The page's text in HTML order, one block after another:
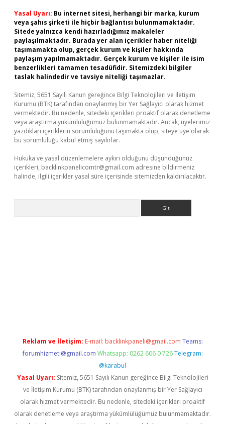
Yasal Uyarı: Bu internet sitesi, herhangi bir marka, kurum
veya şahıs şirketi ile hiçbir bağlantısı bulunmamaktadır.
Sitede yalnızca kendi hazırladığımız makaleler
paylaşılmaktadır. Burada yer alan içerikler haber niteliği
taşımamakta olup, gerçek kurum ve kişiler hakkında
paylaşım yapılmamaktadır. Gerçek kurum ve kişiler ile isim
benzerlikleri tamamen tesadüfidir. Sitemizdeki bilgiler
taslak halindedir ve tavsiye niteliği taşımazlar.
Sitemiz, 5651 Sayılı Kanun gereğince Bilgi Teknolojileri ve İletişim
Kurumu (BTK) tarafından onaylanmış bir Yer Sağlayıcı olarak hizmet
vermektedir. Bu nedenle, sitedeki içerikleri proaktif olarak denetleme
veya araştırma yükümlülüğümüz bulunmamaktadır. Ancak, üyelerimiz
yazdıkları içeriklerin sorumluluğunu taşımakta olup, siteye üye olarak
bu sorumluluğu kabul etmiş sayılırlar.
Hukuka ve yasal düzenlemelere aykırı olduğunu düşündüğünüz
içerikleri, backlinkpanelicomtr@gmail.com adresine bildirmeniz
halinde, ilgili içerikler yasal süre içerisinde sitemizden kaldırılacaktır.
Reklam ve İletişim: E-mail: backlinkpaneli@gmail.com Teams:
forumhizmeti@gmail.com Whatsapp: 0262 606 0 726 Telegram:
@karabul
Yasal Uyarı: Sitemiz, 5651 Sayılı Kanun gereğince Bilgi Teknolojileri
ve İletişim Kurumu (BTK) tarafından onaylanmış bir Yer Sağlayıcı
olarak hizmet vermektedir. Bu nedenle, sitedeki içerikleri proaktif
olarak denetleme veya araştırma yükümlülüğümüz bulunmamaktadır.